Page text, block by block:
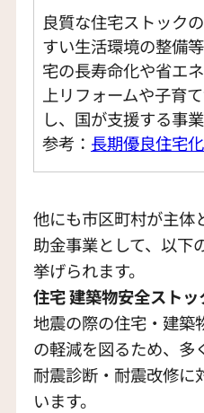
良質な住宅ストック
すい生活環境の整備
宅の長寿命化や省エ
上リフォームや子育
し、国が支援する事業
参考： 長期優良住宅
他にも市区町村が主体
助金事業として、以下
挙げられます。
住宅 建築物安全ストッ
地震の際の住宅・建築
の軽減を図るため、多
耐震診断・耐震改修に
います。